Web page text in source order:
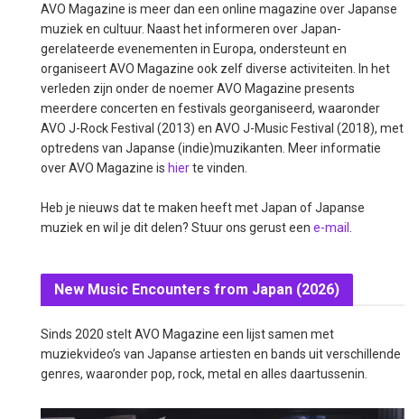
AVO Magazine is meer dan een online magazine over Japanse
muziek en cultuur. Naast het informeren over Japan-
gerelateerde evenementen in Europa, ondersteunt en
organiseert AVO Magazine ook zelf diverse activiteiten. In het
verleden zijn onder de noemer AVO Magazine presents
meerdere concerten en festivals georganiseerd, waaronder
AVO J-Rock Festival (2013) en AVO J-Music Festival (2018), met
optredens van Japanse (indie)muzikanten. Meer informatie
over AVO Magazine is hierte vinden.
Heb je nieuws dat te maken heeft met Japan of Japanse
muziek en wil je dit delen? Stuur ons gerust een e-mail
New Music Encounters from Japan (2026)
Sinds 2020 stelt AVO Magazine een lijst samen met
muziekvideo’s van Japanse artiesten en bands uit verschillende
genres, waaronder pop, rock, metal en alles daartussenin.